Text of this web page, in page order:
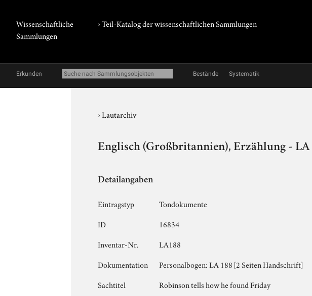
Wissenschaftliche
Sammlungen
› Teil-Katalog der wissenschaftlichen Sammlungen
Erkunden Bestände Systematik
›Lautarchiv
Englisch (Großbritannien), Erzählung - LA
Detailangaben
Eintragstyp
Tondokumente
ID
16834
Inventar-Nr.
LA188
Dokumentation
Personalbogen: LA 188 [2 Seiten Handschrift]
Sachtitel
Robinson tells how he found Friday